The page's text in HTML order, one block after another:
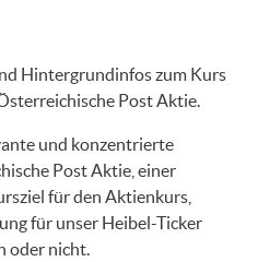
Hintergrundinfos zum Kurs
Post Aktie.
und konzentrierte
Post Aktie, einer
für den Aktienkurs,
für unser Heibel-Ticker
oder nicht.